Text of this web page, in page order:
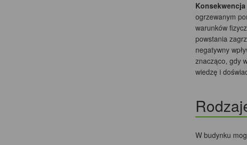
ogrzewanym
warunków
powstania
negatywny
znacząco, gdy
wiedzę i
W budynku